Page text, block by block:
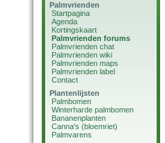
Palmvrienden
Startpagina
Agenda
Kortingskaart
Palmvrienden forums
Palmvrienden chat
Palmvrienden wiki
Palmvrienden maps
Palmvrienden label
Contact
Plantenlijsten
Palmbomen
Winterharde palmbomen
Bananenplanten
Canna's (bloemriet)
Palmvarens